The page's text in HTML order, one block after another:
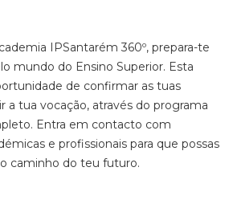
IPSantarém 360º, prepara-te
mundo do Ensino Superior. Esta
de confirmar as tuas
a tua vocação, através do programa
Entra em contacto com
e profissionais para que possas
caminho do teu futuro.